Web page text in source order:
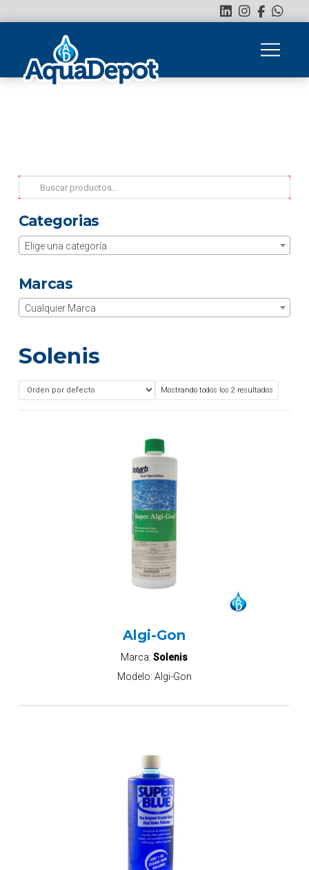
Buscar
por:
Categorias
Elige una categoría
Marcas
Cualquier Marca
Solenis
Mostrando todos los 2 resultados
Algi-Gon
Marca:Solenis
Modelo: Algi-Gon